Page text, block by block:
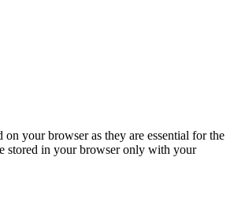
your browser as they are essential for the
stored in your browser only with your